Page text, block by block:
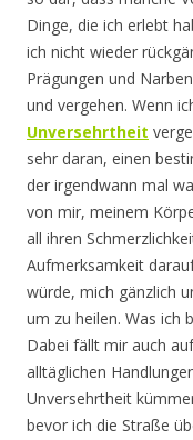
Dinge, die ich erlebt
ich nicht wieder
Prägungen und
und vergehen. Wenn
Unversehrtheit
sehr daran, einen
der irgendwann mal
von mir, meinem
all ihren
Aufmerksamkeit
würde, mich gänzlich
um zu heilen. Was ich
Dabei fällt mir auch
alltäglichen
Unversehrtheit
bevor ich die Straße